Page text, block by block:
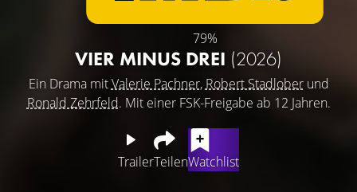
79%
VIER MINUS DREI (2026)
Ein Drama mitValerie Pachner, Robert Stadloberund
Ronald Zehrfeld. Mit einer FSK-Freigabe ab 12 Jahren.
TrailerTeilenWatchlist